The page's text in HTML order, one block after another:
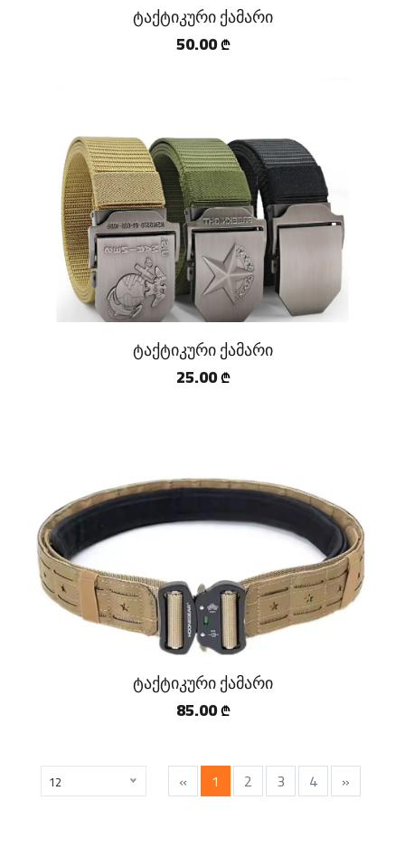
ტაქტიკური ქამარი
50.00 ₾
ტაქტიკური ქამარი
25.00 ₾
ტაქტიკური ქამარი
85.00 ₾
12 « 1 2 3 4 »